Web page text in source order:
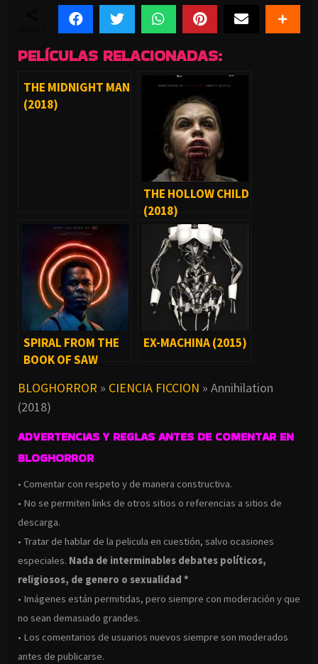
PELÍCULAS RELACIONADAS:
THE MIDNIGHT MAN
(2018)
THE HOLLOW CHILD
(2018)
SPIRAL FROM THE
BOOK OF SAW
EX-MACHINA (2015)
BLOGHORROR » CIENCIA FICCION » Annihilation
(2018)
ADVERTENCIAS Y REGLAS ANTES DE COMENTAR EN
BLOGHORROR
• Comentar con respeto y de manera constructiva.
• No se permiten links de otros sitios o referencias a sitios de
descarga.
• Tratar de hablar de la pelicula en cuestión, salvo ocasiones
especiales. Nada de interminables debates políticos,
religiosos, de genero o sexualidad *
• Imágenes están permitidas, pero siempre con moderación y que
no sean demasiado grandes.
• Los comentarios de usuarios nuevos siempre son moderados
antes de publicarse.